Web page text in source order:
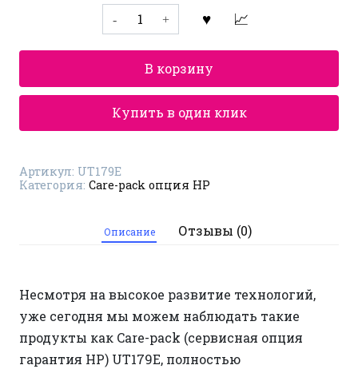
Количество
товара
Care-
pack
(сервисная
гарантия
HP)
UT179E
В корзину
Купить в один клик
Артикул: UT179E
Категория: Care-pack опция HP
Описание Отзывы (0)
Несмотря на высокое развитие технологий,
уже сегодня мы можем наблюдать такие
продукты как Care-pack (сервисная опция
гарантия HP) UT179E, полностью